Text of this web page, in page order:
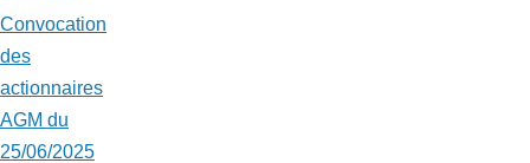
Convocation
des
actionnaires
AGM du
25/06/2025